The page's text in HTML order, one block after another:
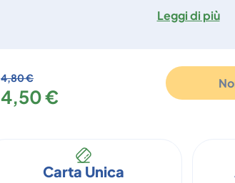
Leggi di più
4,80 €
4,50 €
Carta Unica